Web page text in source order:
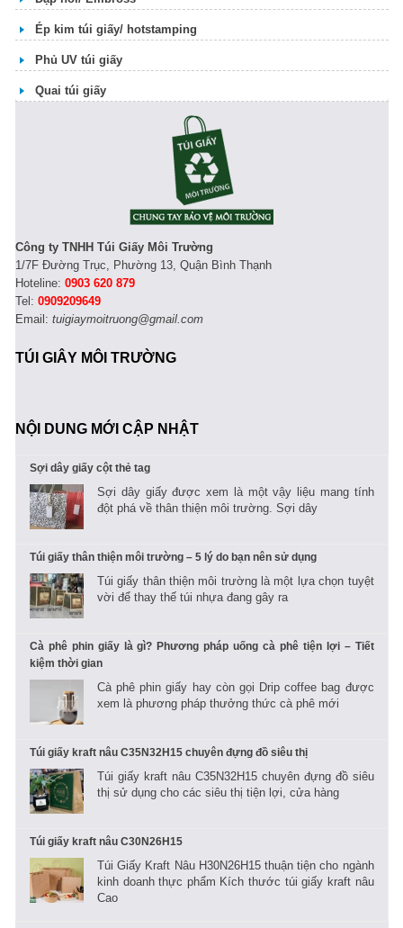
Ép kim túi giấy/ hotstamping
Phủ UV túi giấy
Quai túi giấy
Công ty TNHH Túi Giấy Môi Trường
1/7F Đường Trục, Phường 13, Quận Bình Thạnh
Hoteline: 0903 620 879
Tel: 0909209649
Email: tuigiaymoitruong@gmail.com
TÚI GIÂY MÔI TRƯỜNG
NỘI DUNG MỚI CẬP NHẬT
Sợi dây giấy cột thẻ tag
Sợi dây giấy được xem là một vậy liệu mang tính
đột phá về thân thiện môi trường. Sợi dây
Túi giấy thân thiện môi trường – 5 lý do bạn nên sử dụng
Túi giấy thân thiện môi trường là một lựa chọn tuyệt
vời để thay thế túi nhựa đang gây ra
Cà phê phin giấy là gì? Phương pháp uống cà phê tiện lợi – Tiết
kiệm thời gian
Cà phê phin giấy hay còn gọi Drip coffee bag được
xem là phương pháp thưởng thức cà phê mới
Túi giấy kraft nâu C35N32H15 chuyên đựng đồ siêu thị
Túi giấy kraft nâu C35N32H15 chuyên đựng đồ siêu
thị sử dụng cho các siêu thị tiện lợi, cửa hàng
Túi giấy kraft nâu C30N26H15
Túi Giấy Kraft Nâu H30N26H15 thuận tiện cho ngành
kinh doanh thực phẩm Kích thước túi giấy kraft nâu
Cao